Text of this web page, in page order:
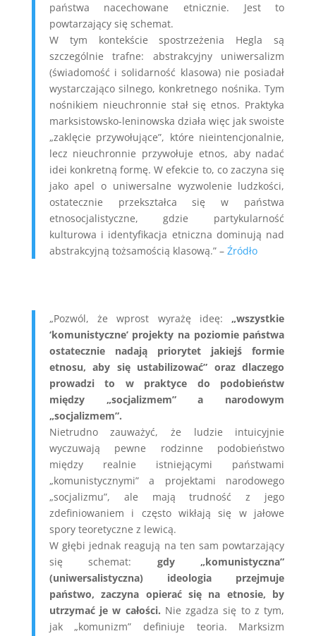
państwa nacechowane etnicznie. Jest to
powtarzający się schemat.
W tym kontekście spostrzeżenia Hegla są
szczególnie trafne: abstrakcyjny uniwersalizm
(świadomość i solidarność klasowa) nie posiadał
wystarczająco silnego, konkretnego nośnika. Tym
nośnikiem nieuchronnie stał się etnos. Praktyka
marksistowsko-leninowska działa więc jak swoiste
„zaklęcie przywołujące”, które nieintencjonalnie,
lecz nieuchronnie przywołuje etnos, aby nadać
idei konkretną formę. W efekcie to, co zaczyna się
jako apel o uniwersalne wyzwolenie ludzkości,
ostatecznie przekształca się w państwa
etnosocjalistyczne, gdzie partykularność
kulturowa i identyfikacja etniczna dominują nad
abstrakcyjną tożsamością klasową.” – Źródło
„Pozwól, że wprost wyrażę ideę:„wszystkie
‘komunistyczne’ projekty na poziomie państwa
ostatecznie nadają priorytet jakiejś formie
etnosu, aby się ustabilizować” oraz dlaczego
prowadzi to w praktyce do podobieństw
między „socjalizmem” a narodowym
„socjalizmem”.
Nietrudno zauważyć, że ludzie intuicyjnie
wyczuwają pewne rodzinne podobieństwo
między realnie istniejącymi państwami
„komunistycznymi” a projektami narodowego
„socjalizmu”, ale mają trudność z jego
zdefiniowaniem i często wikłają się w jałowe
spory teoretyczne z lewicą.
W głębi jednak reagują na ten sam powtarzający
się schemat: gdy „komunistyczna”
(uniwersalistyczna) ideologia przejmuje
państwo, zaczyna opierać się na etnosie, by
utrzymać je w całości. Nie zgadza się to z tym,
jak „komunizm” definiuje teoria. Marksizm